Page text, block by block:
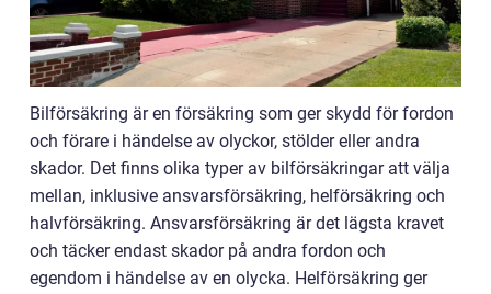
Bilförsäkring är en försäkring som ger skydd för fordon
och förare i händelse av olyckor, stölder eller andra
skador. Det finns olika typer av bilförsäkringar att välja
mellan, inklusive ansvarsförsäkring, helförsäkring och
halvförsäkring. Ansvarsförsäkring är det lägsta kravet
och täcker endast skador på andra fordon och
egendom i händelse av en olycka. Helförsäkring ger